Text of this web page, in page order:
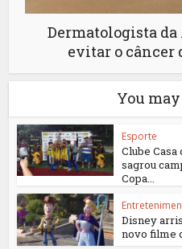
Dermatologista da
evitar o câncer
You
Esporte
Clube Casa
sagrou
Copa...
Disney
novo filme